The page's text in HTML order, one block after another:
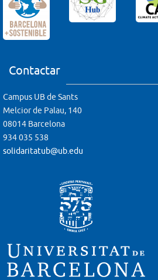
Contactar
Campus UB de Sants
Melcior de Palau, 140
08014 Barcelona
934 035 538
solidaritatub@ub.edu